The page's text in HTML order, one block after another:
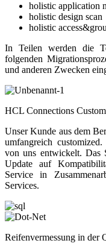
holistic application
holistic design scan
holistic
In Teilen werden die
folgenden
und anderen Zwecken
HCL Connections
Unser Kunde aus dem
umfangreich
von uns entwickelt. Das
Update auf
Service in
Services.
Reifenvermessung in der